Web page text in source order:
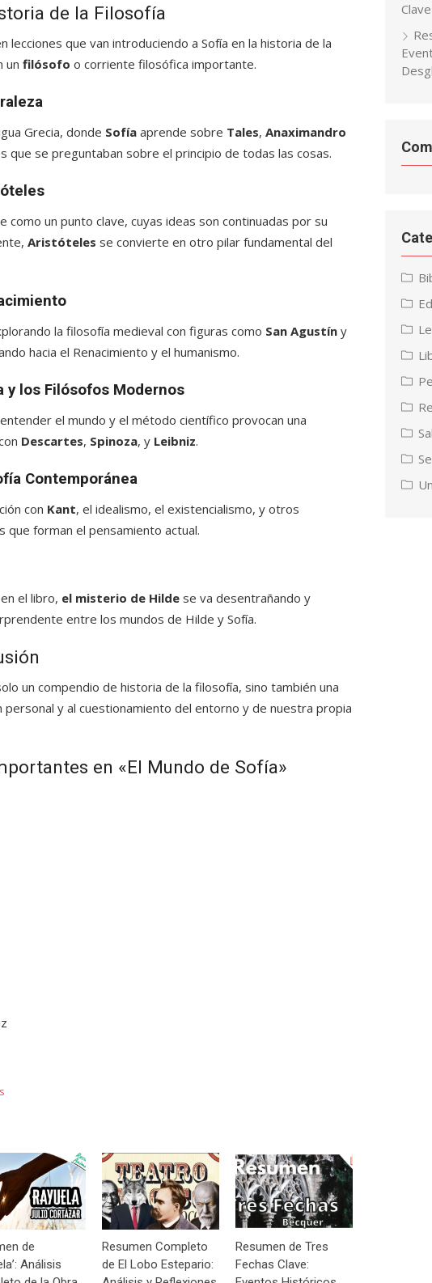
de la Filosofía
lecciones que van introduciendo a Sofía en la historia de la
un filósofo o corriente filosófica importante.
Grecia, donde Sofía aprende sobre Tales, Anaximandro
se preguntaban sobre el principio de todas las cosas.
como un punto clave, cuyas ideas son continuadas por su
Aristóteles se convierte en otro pilar fundamental del
la filosofía medieval con figuras como San Agustín y
hacia el Renacimiento y el humanismo.
y los Filósofos Modernos
el mundo y el método científico provocan una
Descartes, Spinoza, y Leibniz.
Contemporánea
con Kant, el idealismo, el existencialismo, y otros
forman el pensamiento actual.
el libro, el misterio de Hilde se va desentrañando y
entre los mundos de Hilde y Sofía.
un compendio de historia de la filosofía, sino también una
personal y al cuestionamiento del entorno y de nuestra propia
en «El Mundo de Sofía»
de
Análisis
Resumen Completo
de El Lobo Estepario:
Resumen de Tres
Fechas Clave:
Clave